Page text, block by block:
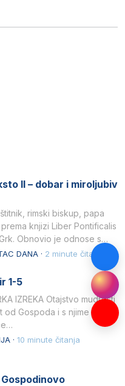
II – dobar i miroljubiv
rimski biskup, papa
knjizi Liber Pontificalis
Obnovio je odnose s
DANA · 2 minute čitanja
1-5
IZREKA Otajstvo mudrosti
Gospoda i s njime je
· 10 minute čitanja